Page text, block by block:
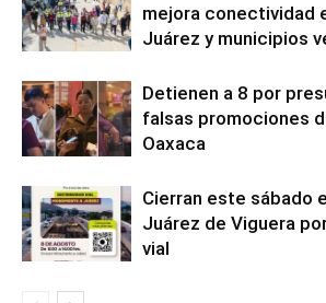
mejora conectividad
Juárez y municipios
Detienen a 8 por
falsas promociones
Oaxaca
Cierran este sábado
Juárez de Viguera
vial